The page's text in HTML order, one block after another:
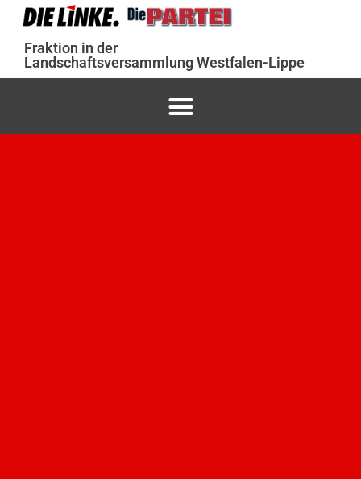
Fraktion in der
Landschaftsversammlung Westfalen-Lippe